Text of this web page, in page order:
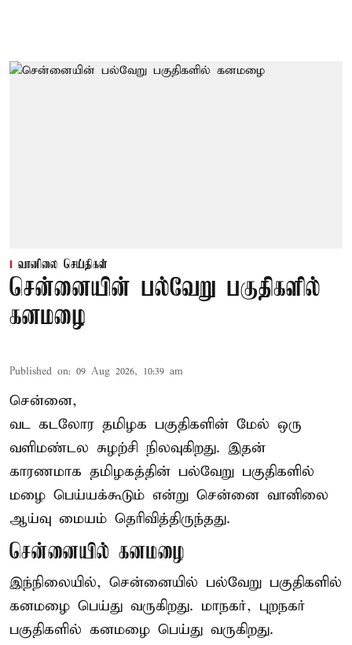
வானிலை செய்திகள்
சென்னையின் பல்வேறு பகுதிகளில்
கனமழை
Published on: 09 Aug 2026, 10:39 am
சென்னை,
வட கடலோர தமிழக பகுதிகளின் மேல் ஒரு
வளிமண்டல சுழற்சி நிலவுகிறது. இதன்
காரணமாக தமிழகத்தின் பல்வேறு பகுதிகளில்
மழை பெய்யக்கூடும் என்று சென்னை வானிலை
ஆய்வு மையம் தெரிவித்திருந்தது.
சென்னையில் கனமழை
இந்நிலையில், சென்னையில் பல்வேறு பகுதிகளில்
கனமழை பெய்து வருகிறது. மாநகர், புறநகர்
பகுதிகளில் கனமழை பெய்து வருகிறது.